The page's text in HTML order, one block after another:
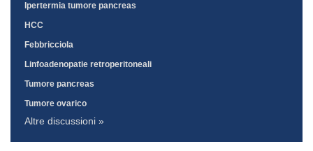
Ipertermia tumore pancreas
HCC
Febbricciola
Linfoadenopatie retroperitoneali
Tumore pancreas
Tumore ovarico
Altre discussioni »